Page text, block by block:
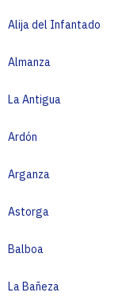
Alija del Infantado
Almanza
La Antigua
Ardón
Arganza
Astorga
Balboa
La Bañeza